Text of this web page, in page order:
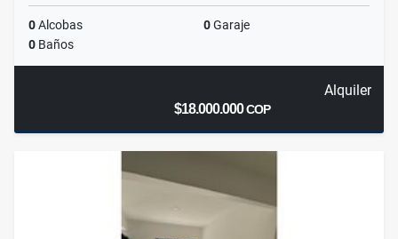
0Alcobas 0Garaje
0 Baños
Alquiler
$18.000.000COP